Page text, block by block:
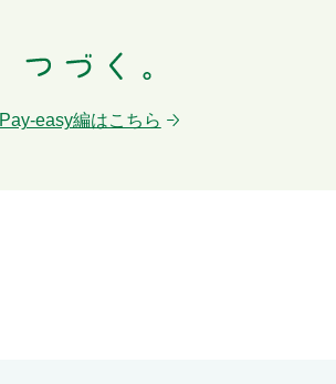
Pay-easy編はこちら